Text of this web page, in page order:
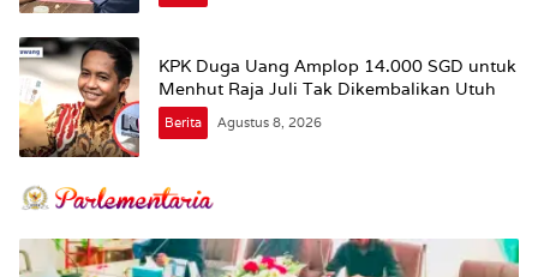
KPK Duga Uang Amplop 14.000 SGD untuk
Menhut Raja Juli Tak Dikembalikan Utuh
Berita Agustus 8, 2026